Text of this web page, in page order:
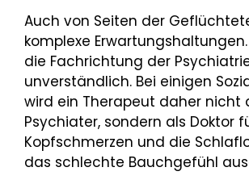
Auch von Seiten der
komplexe
die Fachrichtung der
unverständlich. Bei einigen
wird ein Therapeut daher nicht
Psychiater, sondern als Doktor
Kopfschmerzen und die
das schlechte Bauchgefühl